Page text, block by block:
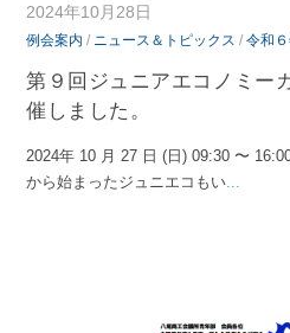
2024年10月28日
例会案内 / ニュース＆トピックス /令和
第９回ジュニアエコノミ
催しました。
2024年 10 月 27 日 (日) 09:30 〜
から始まったジュニエコもい